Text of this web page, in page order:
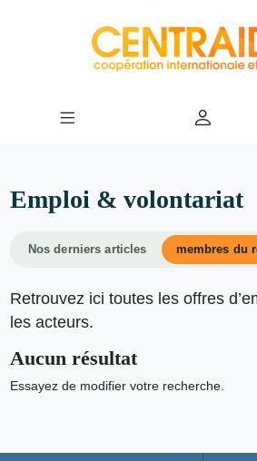
Emploi & volontariat
Nos derniers articles membres du
Retrouvez ici toutes les offres
les acteurs.
Aucun résultat
Essayez de modifier votre recherche.